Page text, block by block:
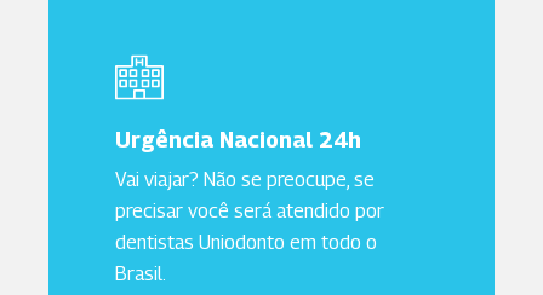
Urgência Nacional 24h
Vai viajar? Não se preocupe, se
precisar você será atendido por
dentistas Uniodonto em todo o
Brasil.